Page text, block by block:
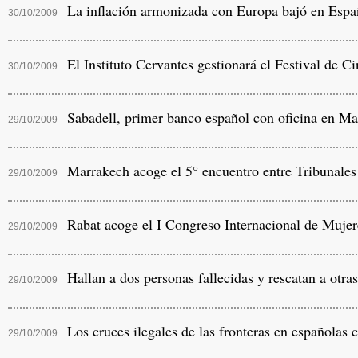
30/10/2009 La inflación armonizada con Europa bajó en
30/10/2009 El Instituto Cervantes gestionará el Festival de
29/10/2009 Sabadell, primer banco español con oficina en
29/10/2009 Marrakech acoge el 5° encuentro entre
29/10/2009 Rabat acoge el I Congreso Internacional de
29/10/2009 Hallan a dos personas fallecidas y rescatan a
29/10/2009 Los cruces ilegales de las fronteras en españolas